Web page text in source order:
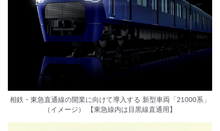
相鉄・東急直通線の開業に向けて導入する 新型車両「21000系」
（イメージ） 【東急線内は目黒線直通用】